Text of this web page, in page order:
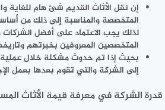
إن نقل الأثاث القديم شئ هام للغاية
المتخصصة والمناسبة إلى ذلك من
لذلك يجب الاعتماد على أفضل الشركات
المتخصصين المعروفين بخبرتهم
بحيث إذا تم حدوث مشكلة خلال عملية
إلى الشركة والتي تقوم بعدها بعمل
قدرة الشركة في معرفة قيمة الأثاث